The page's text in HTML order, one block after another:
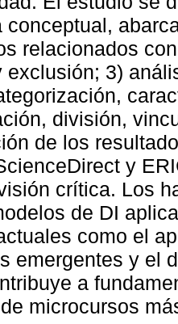
conceptual,
relacionados
exclusión; 3)
división,
de los
y
crítica. Los
de DI
como el
emergentes y el
a
microcursos